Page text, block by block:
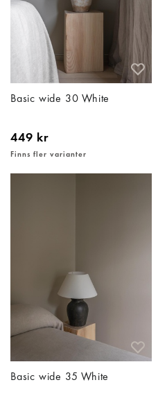
Basic wide 30 White
449 kr
Finns fler varianter
Basic wide 35 White